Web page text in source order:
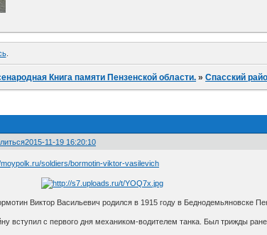
.
Книга памяти Пензенской области. »Спасский
2015-11-19 16:20:10
soldiers/bormotin-viktor-vasilevich
Виктор Васильевич родился в 1915 году в Беднодемьяновске
вступил с первого дня механиком-водителем танка. Был трижды